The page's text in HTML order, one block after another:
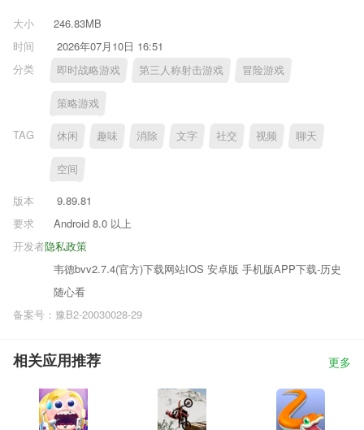
大小
246.83MB
时间
2026年07月10日 16:51
分类
即时战略游戏 第三人称射击游戏 冒险游戏
策略游戏
TAG 休闲 趣味 消除 文字 社交 视频 聊天
空间
版本
9.89.81
要求
Android 8.0 以上
隐私政策
开发者
韦德bvv2.7.4(官方)下载网站IOS 安卓版 手机版APP下载-历史
随心看
备案号：豫B2-20030028-29
相关应用推荐 更多